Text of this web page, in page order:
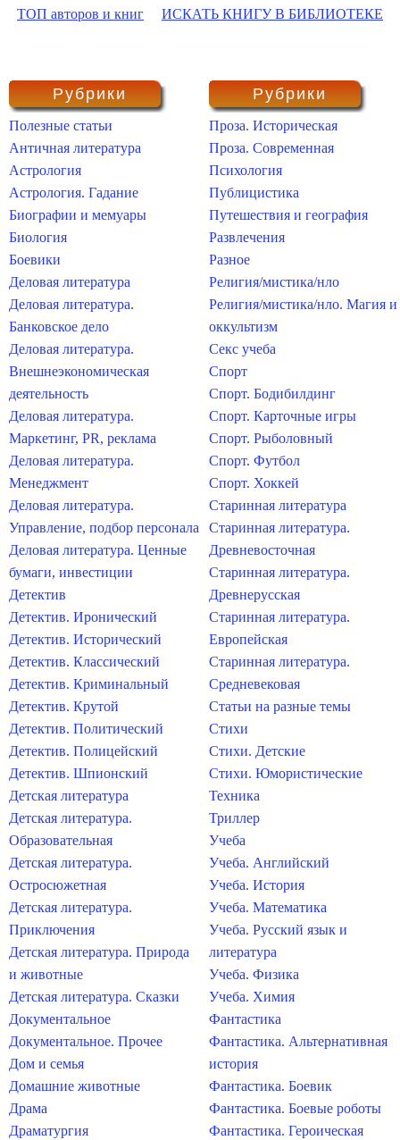
ТОП авторов и книг ИСКАТЬ КНИГУ В БИБЛИОТЕКЕ
Рубрики
Полезные статьи
Античная литература
Астрология
Астрология. Гадание
Биографии и мемуары
Биология
Боевики
Деловая литература
Деловая литература.
Банковское дело
Деловая литература.
Внешнеэкономическая
деятельность
Деловая литература.
Маркетинг, PR, реклама
Деловая литература.
Менеджмент
Деловая литература.
Управление, подбор персонала
Деловая литература. Ценные
бумаги, инвестиции
Детектив
Детектив. Иронический
Детектив. Исторический
Детектив. Классический
Детектив. Криминальный
Детектив. Крутой
Детектив. Политический
Детектив. Полицейский
Детектив. Шпионский
Детская литература
Детская литература.
Образовательная
Детская литература.
Остросюжетная
Детская литература.
Приключения
Детская литература. Природа
и животные
Детская литература. Сказки
Документальное
Документальное. Прочее
Дом и семья
Домашние животные
Драма
Драматургия
Рубрики
Проза. Историческая
Проза. Современная
Психология
Публицистика
Путешествия и география
Развлечения
Разное
Религия/мистика/нло
Религия/мистика/нло. Магия и
оккультизм
Секс учеба
Спорт
Спорт. Бодибилдинг
Спорт. Карточные игры
Спорт. Рыболовный
Спорт. Футбол
Спорт. Хоккей
Старинная литература
Старинная литература.
Древневосточная
Старинная литература.
Древнерусская
Старинная литература.
Европейская
Старинная литература.
Средневековая
Статьи на разные темы
Стихи
Стихи. Детские
Стихи. Юмористические
Техника
Триллер
Учеба
Учеба. Английский
Учеба. История
Учеба. Математика
Учеба. Русский язык и
литература
Учеба. Физика
Учеба. Химия
Фантастика
Фантастика. Альтернативная
история
Фантастика. Боевик
Фантастика. Боевые роботы
Фантастика. Героическая